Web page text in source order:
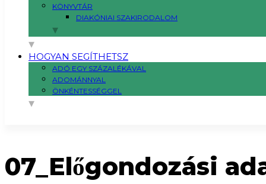
KÖNYVTÁR
DIAKÓNIAI SZAKIRODALOM
HOGYAN SEGÍTHETSZ
ADÓ EGY SZÁZALÉKÁVAL
ADOMÁNNYAL
ÖNKÉNTESSÉGGEL
07_Előgondozási